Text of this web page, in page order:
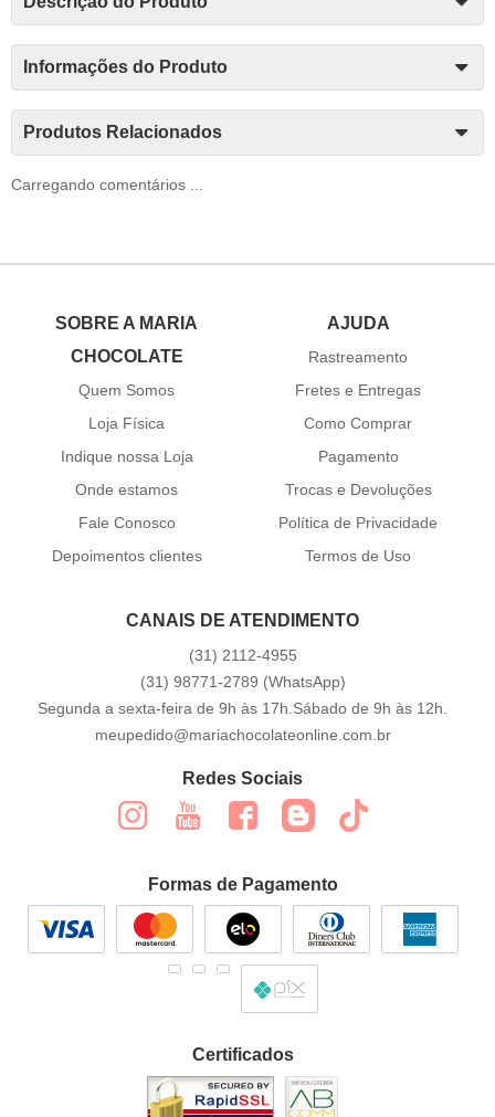
Informações do Produto
Produtos Relacionados
Carregando comentários ...
SOBRE A MARIA
CHOCOLATE
Quem Somos
Loja Física
Indique nossa Loja
Onde estamos
Fale Conosco
Depoimentos clientes
AJUDA
Rastreamento
Fretes e Entregas
Como Comprar
Pagamento
Trocas e Devoluções
Política de Privacidade
Termos de Uso
CANAIS DE ATENDIMENTO
(31) 2112-4955
(31) 98771-2789 (WhatsApp)
Segunda a sexta-feira de 9h às 17h.Sábado de 9h às 12h.
meupedido@mariachocolateonline.com.br
Redes Sociais
Formas de Pagamento
Certificados